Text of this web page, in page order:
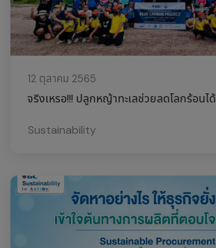
12 ตุลาคม 2565
จริงเหรอ!!! ปลูกหญ้าทะเลช่วยลดโลกร้อนได้
Sustainability